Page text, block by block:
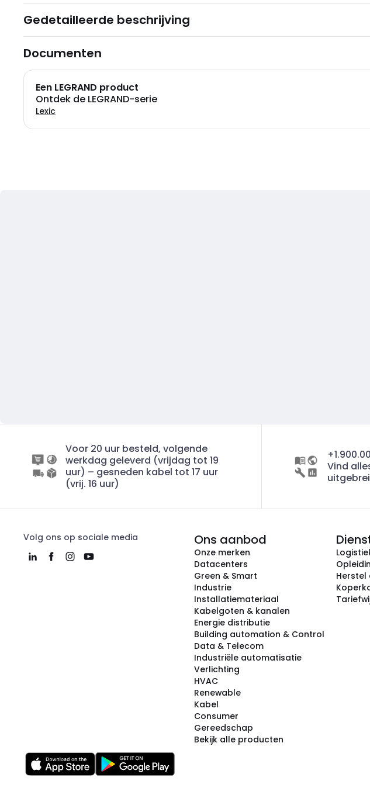
Gedetailleerde beschrijving
Documenten
Een LEGRAND product
Ontdek de LEGRAND-serie
Lexic
Voor 20 uur besteld, volgende
werkdag geleverd (vrijdag tot 19
uur) – gesneden kabel tot 17 uur
(vrij. 16 uur)
Vind
Volg ons op sociale media Ons aanbod
Onze merken
Datacenters
Green & Smart
Industrie
Installatiemateriaal
Kabelgoten & kanalen
Energie distributie
Building automation & Control
Data & Telecom
Industriële automatisatie
Verlichting
HVAC
Renewable
Kabel
Consumer
Gereedschap
Bekijk alle producten
Herstel